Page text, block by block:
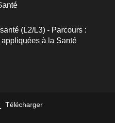
(L2/L3) - Parcours :
à la Santé
Télécharger